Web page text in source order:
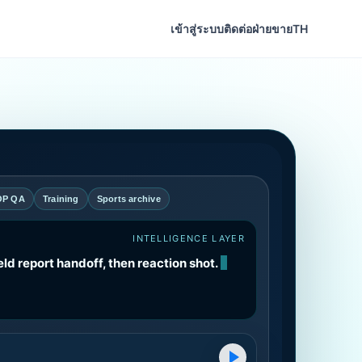
เข้าสู่ระบบติดต่อฝ่ายขายTH
QA Training Sports archive
INTELLIGENCE LAYER
report handoff, then reaction shot.